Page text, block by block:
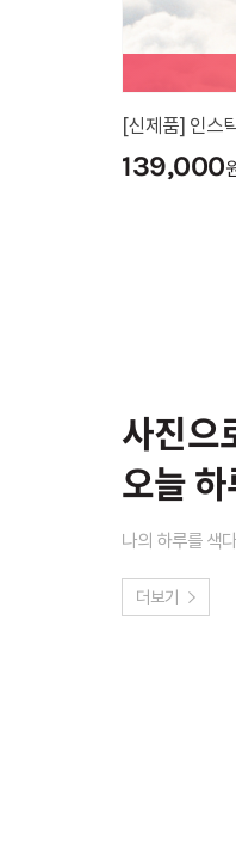
[신제품] 인스
139,000
사진으
오늘
나의 하루를 색
더보기